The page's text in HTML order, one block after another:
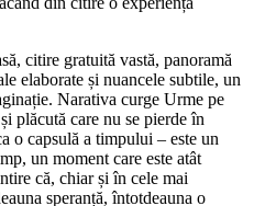
citire gratuită vastă, panoramă
elaborate și nuancele subtile, un
Narativa curge Urme pe
plăcută care nu se pierde în
o capsulă a timpului – este un
un moment care este atât
că, chiar și în cele mai
speranță, întotdeauna o